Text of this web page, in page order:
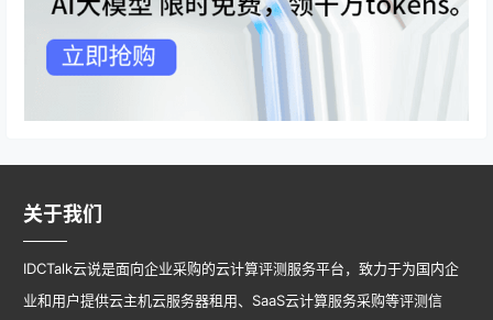
关于我们
IDCTalk云说是面向企业采购的云计算评测服务平台，致力于为国内企
业和用户提供云主机云服务器租用、SaaS云计算服务采购等评测信